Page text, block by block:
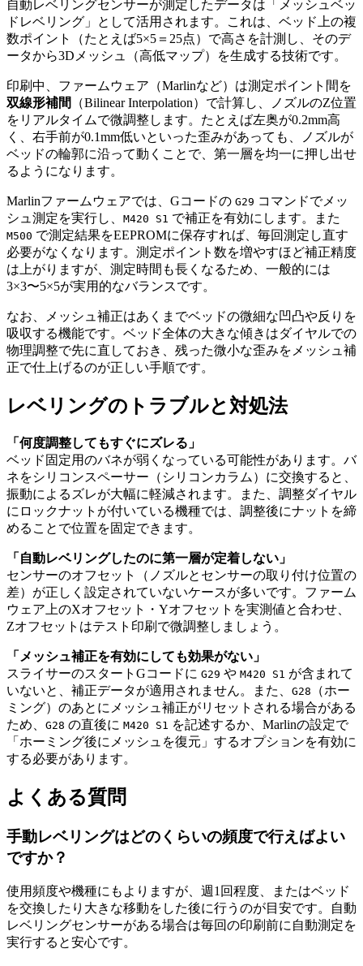
自動レベリングセンサーが測定したデータは「メッシュベッ
ドレベリング」として活用されます。これは、ベッド上の複
数ポイント（たとえば5×5＝25点）で高さを計測し、そのデ
ータから3Dメッシュ（高低マップ）を生成する技術です。
印刷中、ファームウェア（Marlinなど）は測定ポイント間を
双線形補間
（Bilinear Interpolation）で計算し、ノズルのZ位置
をリアルタイムで微調整します。たとえば左奥が0.2mm高
く、右手前が0.1mm低いといった歪みがあっても、ノズルが
ベッドの輪郭に沿って動くことで、第一層を均一に押し出せ
るようになります。
Marlinファームウェアでは、Gコードの G29 コマンドでメッ
シュ測定を実行し、 M420 S1 で補正を有効にします。また
M500 で測定結果をEEPROMに保存すれば、毎回測定し直す
必要がなくなります。測定ポイント数を増やすほど補正精度
は上がりますが、測定時間も長くなるため、一般的には
3×3〜5×5が実用的なバランスです。
なお、メッシュ補正はあくまでベッドの微細な凹凸や反りを
吸収する機能です。ベッド全体の大きな傾きはダイヤルでの
物理調整で先に直しておき、残った微小な歪みをメッシュ補
正で仕上げるのが正しい手順です。
レベリングのトラブルと対処法
「何度調整してもすぐにズレる」
ベッド固定用のバネが弱くなっている可能性があります。バ
ネをシリコンスペーサー（シリコンカラム）に交換すると、
振動によるズレが大幅に軽減されます。また、調整ダイヤル
にロックナットが付いている機種では、調整後にナットを締
めることで位置を固定できます。
「自動レベリングしたのに第一層が定着しない」
センサーのオフセット（ノズルとセンサーの取り付け位置の
差）が正しく設定されていないケースが多いです。ファーム
ウェア上のXオフセット・Yオフセットを実測値と合わせ、
Zオフセットはテスト印刷で微調整しましょう。
「メッシュ補正を有効にしても効果がない」
スライサーのスタートGコードに G29 や M420 S1 が含まれて
いないと、補正データが適用されません。また、 G28
（ホー
ミング）のあとにメッシュ補正がリセットされる場合がある
ため、 G28 の直後に M420 S1 を記述するか、Marlinの設定で
「ホーミング後にメッシュを復元」するオプションを有効に
する必要があります。
よくある質問
手動レベリングはどのくらいの頻度で行えばよい
ですか？
使用頻度や機種にもよりますが、週1回程度、またはベッド
を交換したり大きな移動をした後に行うのが目安です。自動
レベリングセンサーがある場合は毎回の印刷前に自動測定を
実行すると安心です。